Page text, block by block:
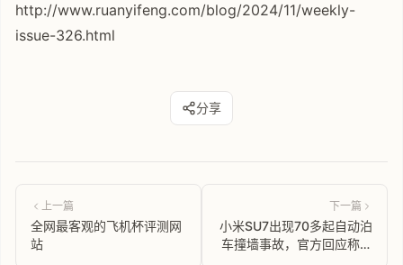
http://www.ruanyifeng.com/blog/2024/11/weekly-
issue-326.html
分享
上一篇
全网最客观的飞机杯评测网
站
下一篇
小米SU7出现70多起自动泊
车撞墙事故，官方回应称系